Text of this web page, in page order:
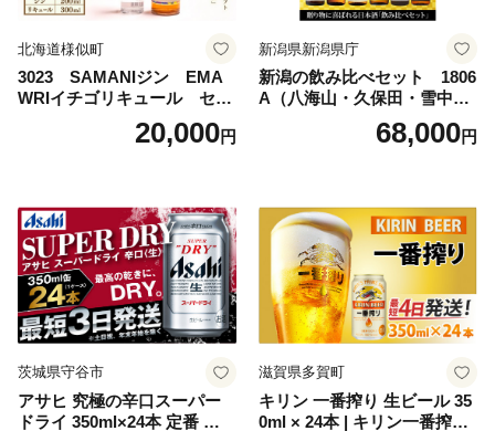
北海道様似町
3023 SAMANIジン EMA
WRIイチゴリキュール セッ
ト（箱入り）【大人の味 酒
お酒 洋酒 スピリッツ クラフ
セット 詰め合わせ カクテル
ソーダ割り アルコール ロッ
ク ソーダ ジントニック 】
20,000円
新潟県新潟県庁
新潟の飲み比べセット 1806
A（八海山・久保田・雪中
梅・越乃寒梅・かたふね・千
68,000円
茨城県守谷市
アサヒ 究極の辛口スーパー
ドライ 350ml×24本 定番 ビー
滋賀県多賀町
キリン 一番搾り 生ビール 35
0ml × 24本 | キリン一番搾り